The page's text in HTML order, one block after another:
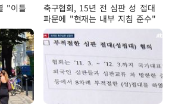
"이틀
축구협회, 15년 전 심판 성 접대
파문에 "현재는 내부 지침 준수"